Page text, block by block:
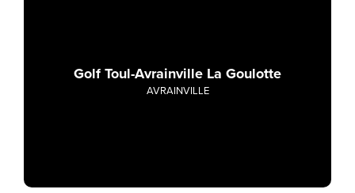
Golf Toul-Avrainville La Goulotte
AVRAINVILLE